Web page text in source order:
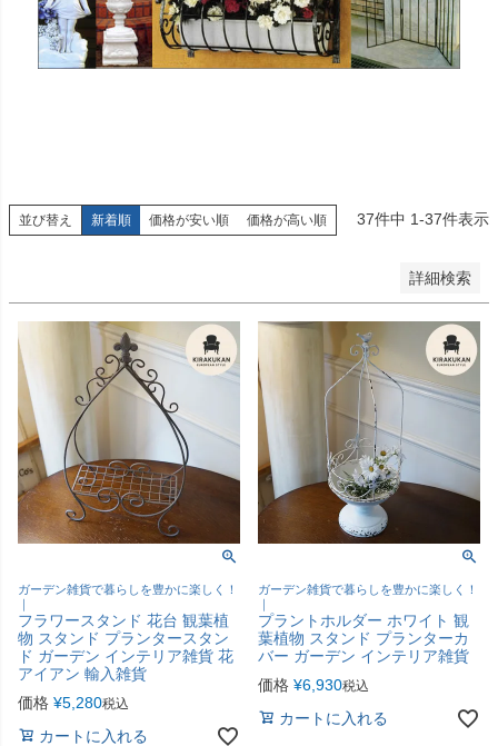
並び替え 新着順 価格が安い順 価格が高い順 37件中 1-37件表示
詳細検索
並び順
新着順
登録順
検索
ガーデン雑貨で暮らしを豊かに楽しく！
｜
フラワースタンド 花台 観葉植
物 スタンド プランタースタン
ド ガーデン インテリア雑貨 花
アイアン 輸入雑貨
価格 ¥5,280税込
カートに入れる
ガーデン雑貨で暮らしを豊かに楽しく！
｜
プラントホルダー ホワイト 観
葉植物 スタンド プランターカ
バー ガーデン インテリア雑貨
価格 ¥6,930税込
カートに入れる